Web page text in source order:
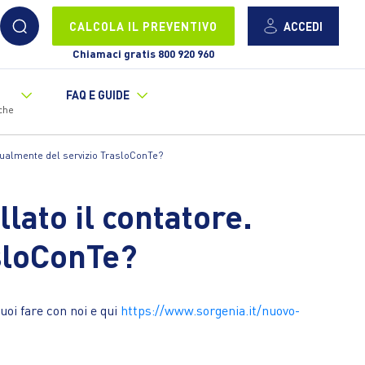
CALCOLA IL PREVENTIVO
Chiamaci gratis 800 920 960
ACCEDI
FAQ E GUIDE
del servizio TrasloConTe?
il contatore.
fare con noi e qui https://www.sorgenia.it/nuovo-